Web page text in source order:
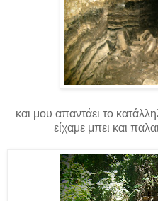
και μου απαντάει το
είχαμε μπει και